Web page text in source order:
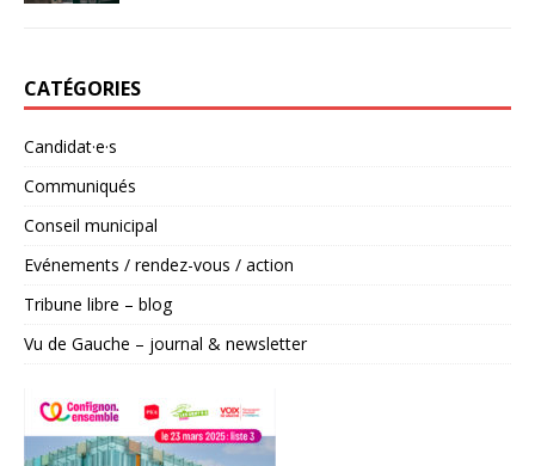
CATÉGORIES
Candidat·e·s
Communiqués
Conseil municipal
Evénements / rendez-vous / action
Tribune libre – blog
Vu de Gauche – journal & newsletter